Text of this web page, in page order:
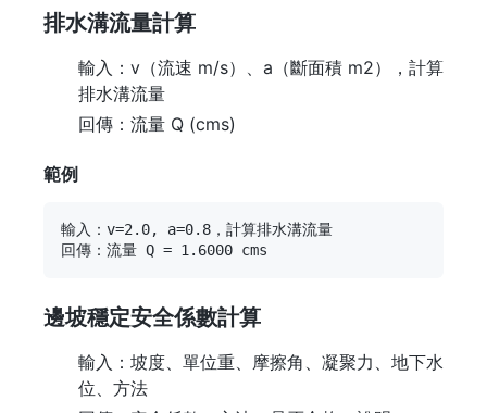
排水溝流量計算
輸入：v（流速 m/s）、a（斷面積 m2），計算
排水溝流量
回傳：流量 Q (cms)
範例
輸入：v=2.0, a=0.8，計算排水溝流量
邊坡穩定安全係數計算
輸入：坡度、單位重、摩擦角、凝聚力、地下水
位、方法